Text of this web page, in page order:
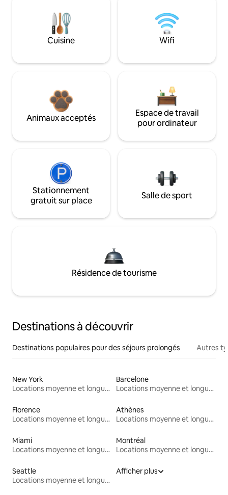
Cuisine Wifi
Animaux acceptés
Espace de travail
pour ordinateur
Stationnement
gratuit sur place
Salle de sport
Résidence de tourisme
Destinations à découvrir
Destinations populaires pour des séjours prolongés Autres
New York
Locations moyenne et longue durée
Barcelone
Locations moyenne et longue durée
Florence
Locations moyenne et longue durée
Athènes
Locations moyenne et longue durée
Miami
Locations moyenne et longue durée
Montréal
Locations moyenne et longue durée
Seattle
Locations moyenne et longue durée
Afficher plus